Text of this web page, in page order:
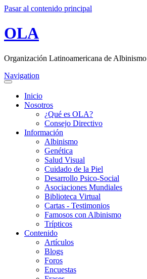
Pasar al contenido principal
OLA
Organización Latinoamericana de Albinismo
Navigation
Inicio
Nosotros
¿Qué es OLA?
Consejo Directivo
Información
Albinismo
Genética
Salud Visual
Cuidado de la Piel
Desarrollo Psico-Social
Asociaciones Mundiales
Biblioteca Virtual
Cartas - Testimonios
Famosos con Albinismo
Trípticos
Contenido
Artículos
Blogs
Foros
Encuestas